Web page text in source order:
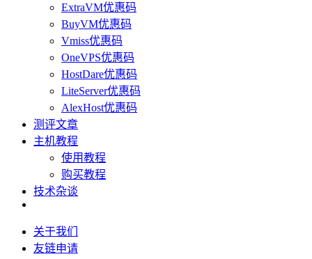
ExtraVM优惠码
BuyVM优惠码
Vmiss优惠码
OneVPS优惠码
HostDare优惠码
LiteServer优惠码
AlexHost优惠码
测评文章
主机教程
使用教程
购买教程
技术杂谈
关于我们
友链申请